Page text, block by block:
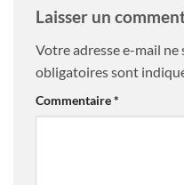
Laisser un
Votre adresse e-mail ne
obligatoires sont
Commentaire*